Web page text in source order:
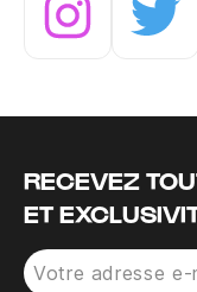
RECEVEZ
ET